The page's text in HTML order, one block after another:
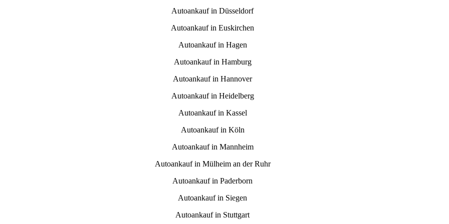
Autoankauf in Düsseldorf
Autoankauf in Euskirchen
Autoankauf in Hagen
Autoankauf in Hamburg
Autoankauf in Hannover
Autoankauf in Heidelberg
Autoankauf in Kassel
Autoankauf in Köln
Autoankauf in Mannheim
Autoankauf in Mülheim an der Ruhr
Autoankauf in Paderborn
Autoankauf in Siegen
Autoankauf in Stuttgart